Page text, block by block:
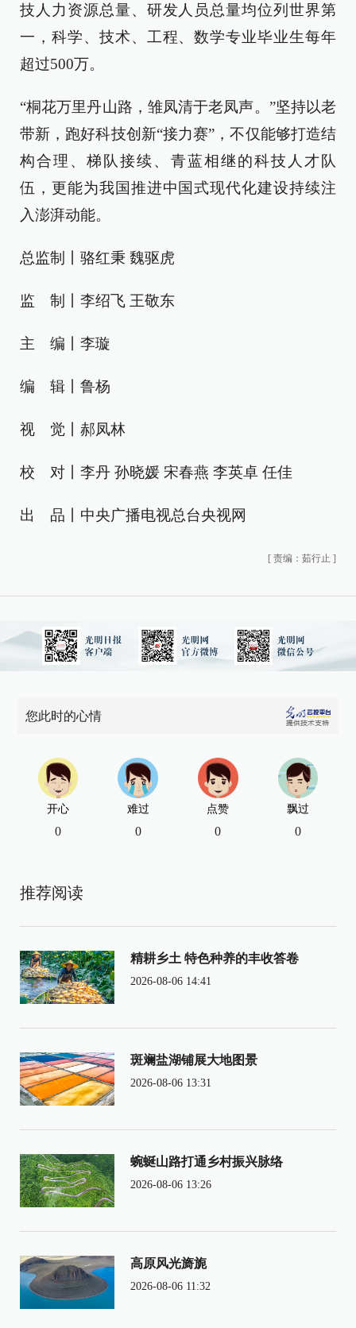
技人力资源总量、研发人员总量均位列世界第
一，科学、技术、工程、数学专业毕业生每年
超过500万。
“桐花万里丹山路，雏凤清于老凤声。”坚持以老
带新，跑好科技创新“接力赛”，不仅能够打造结
构合理、梯队接续、青蓝相继的科技人才队
伍，更能为我国推进中国式现代化建设持续注
入澎湃动能。
总监制丨骆红秉 魏驱虎
监 制丨李绍飞 王敬东
主 编丨李璇
编 辑丨鲁杨
视 觉丨郝凤林
校 对丨李丹 孙晓媛 宋春燕 李英卓 任佳
出 品丨中央广播电视总台央视网
[ 责编：茹行止 ]
您此时的心情
开心
0
难过
0
点赞
0
飘过
0
推荐阅读
精耕乡土 特色种养的丰收答卷
2026-08-06 14:41
斑斓盐湖铺展大地图景
2026-08-06 13:31
蜿蜒山路打通乡村振兴脉络
2026-08-06 13:26
高原风光旖旎
2026-08-06 11:32